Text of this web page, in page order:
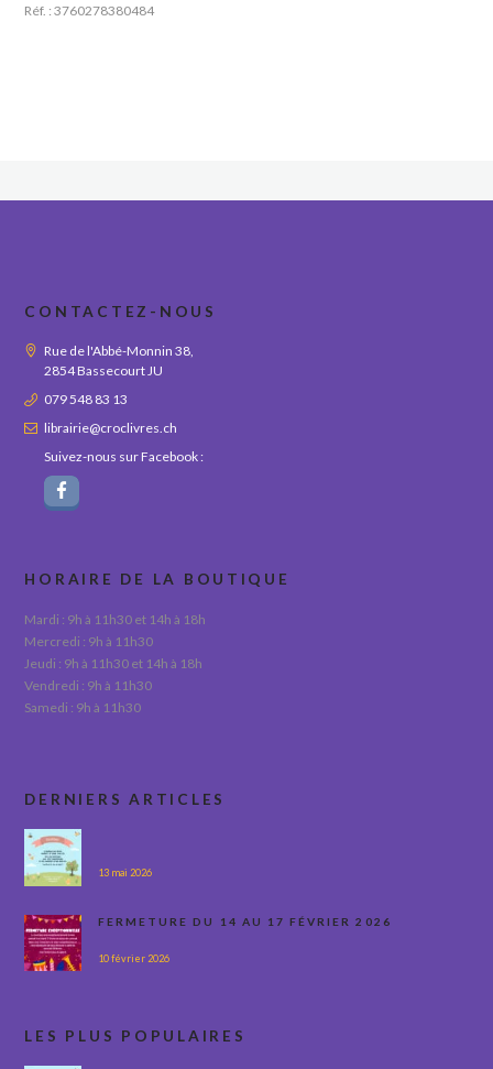
Réf. : 3760278380484
CONTACTEZ-NOUS
Rue de l'Abbé-Monnin 38,
2854 Bassecourt JU
079 548 83 13
librairie@croclivres.ch
Suivez-nous sur Facebook :
HORAIRE DE LA BOUTIQUE
Mardi : 9h à 11h30 et 14h à 18h
Mercredi : 9h à 11h30
Jeudi : 9h à 11h30 et 14h à 18h
Vendredi : 9h à 11h30
Samedi : 9h à 11h30
DERNIERS ARTICLES
13 mai 2026
FERMETURE DU 14 AU 17 FÉVRIER 2026
10 février 2026
LES PLUS POPULAIRES